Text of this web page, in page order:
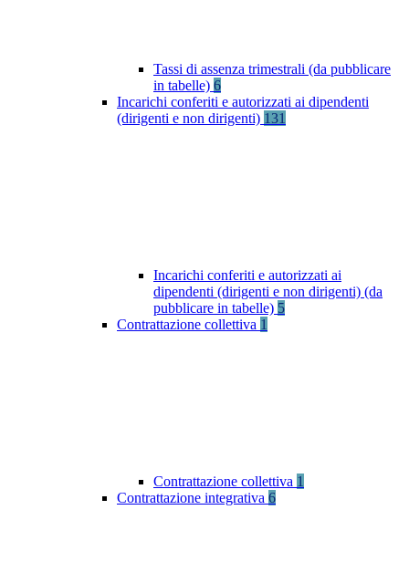
Tassi di assenza trimestrali (da pubblicare
in tabelle) 6
Incarichi conferiti e autorizzati ai dipendenti
(dirigenti e non dirigenti) 131
Incarichi conferiti e autorizzati ai
dipendenti (dirigenti e non dirigenti) (da
pubblicare in tabelle) 5
Contrattazione collettiva 1
Contrattazione collettiva 1
Contrattazione integrativa 6